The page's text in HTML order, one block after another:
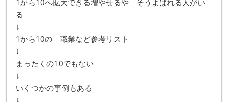
る
↓
1から10の 職業など参考リスト
↓
まったくの10でもない
↓
いくつかの事例もある
↓